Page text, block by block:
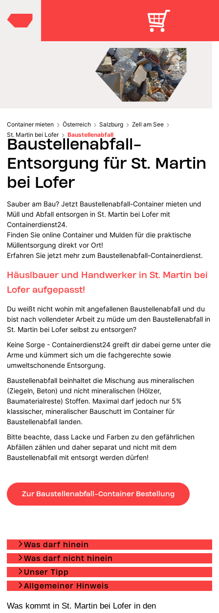
Container mieten Österreich Salzburg
Zell am See
St. Martin bei Lofer
Baustellenabfall
Baustellenabfall-
Entsorgung für St. Martin
bei Lofer
Sauber am Bau? Jetzt Baustellenabfall-Container mieten und
Müll und Abfall entsorgen in St. Martin bei Lofer mit
Containerdienst24.
Finden Sie online Container und Mulden für die praktische
Müllentsorgung direkt vor Ort!
Erfahren Sie jetzt mehr zum Baustellenabfall-Containerdienst.
Häuslbauer und Handwerker in St. Martin bei
Lofer aufgepasst!
Du weißt nicht wohin mit angefallenen Baustellenabfall und du
bist nach vollendeter Arbeit zu müde um den Baustellenabfall in
St. Martin bei Lofer selbst zu entsorgen?
Keine Sorge - Containerdienst24 greift dir dabei gerne unter die
Arme und kümmert sich um die fachgerechte sowie
umweltschonende Entsorgung.
Baustellenabfall beinhaltet die Mischung aus mineralischen
(Ziegeln, Beton) und nicht mineralischen (Hölzer,
Baumaterialreste) Stoffen. Maximal darf jedoch nur 5%
klassischer, mineralischer Bauschutt im Container für
Baustellenabfall landen.
Bitte beachte, dass Lacke und Farben zu den gefährlichen
Abfällen zählen und daher separat und nicht mit dem
Baustellenabfall mit entsorgt werden dürfen!
Zur Baustellenabfall-Container Bestellung
Was darf hinein
Was darf nicht hinein
Unser Tipp
Allgemeiner Hinweis
Was kommt in St. Martin bei Lofer in den